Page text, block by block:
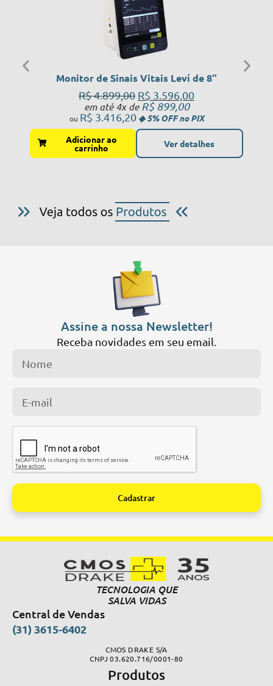
Monitor de Sinais Vitais Leví de 8″
R$4.899,00 R$ 3.596,00
em até 4x deR$899,00
R$ 3.416,20
Adicionar ao
carrinho Ver detalhes
Assine a nossa Newsletter!
Receba novidades em seu email.
Cadastrar
TECNOLOGIA QUE
SALVA VIDAS
Central de Vendas
(31) 3615-6402
CMOS DRAKE S/A
CNPJ 03.620.716/0001-80
Produtos